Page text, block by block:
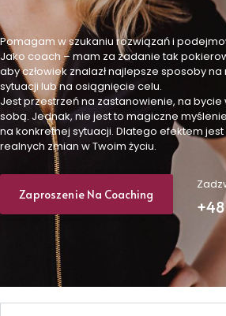
Pomagam w szukaniu rozwiązań i
Jako coach – mam za zadanie tak
aby człowiek znalazł najlepsze sposoby
sytuacji lub na osiągnięcie celu.
Jest przestrzeń na zastanowienie, na bycie
sobą. Jednak, nie jest to magiczne
na konkretnej sytuacji. Dlatego efektem
realnych zmian w Twoim życiu.
Zaproszenie Na Coaching